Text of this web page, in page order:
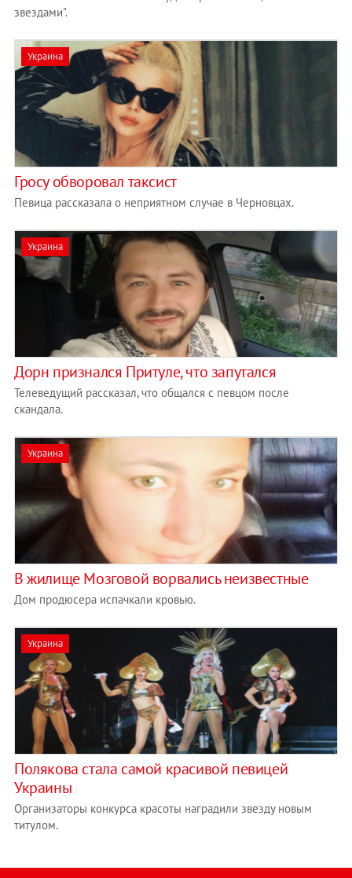
звездами".
Украина
Гросу обворовал таксист
Певица рассказала о неприятном случае в Черновцах.
Украина
Дорн признался Притуле, что запутался
Телеведущий рассказал, что общался с певцом после
скандала.
Украина
В жилище Мозговой ворвались неизвестные
Дом продюсера испачкали кровью.
Украина
Полякова стала самой красивой певицей
Украины
Организаторы конкурса красоты наградили звезду новым
титулом.